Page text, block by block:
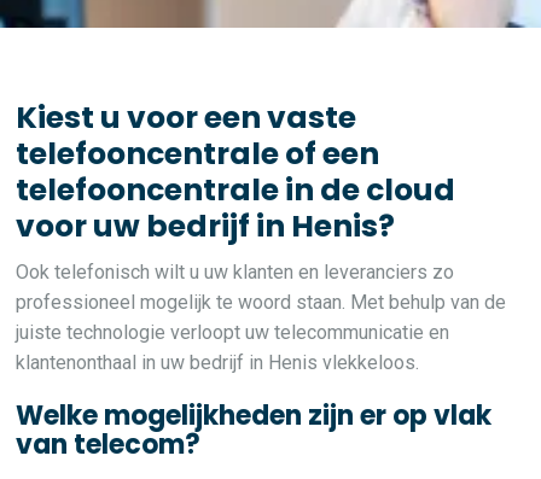
Kiest u voor een vaste
telefooncentrale of een
telefooncentrale in de cloud
voor uw bedrijf in Henis?
Ook telefonisch wilt u uw klanten en leveranciers zo
professioneel mogelijk te woord staan. Met behulp van de
juiste technologie verloopt uw telecommunicatie en
klantenonthaal in uw bedrijf in Henis vlekkeloos.
Welke mogelijkheden zijn er op vlak
van telecom?